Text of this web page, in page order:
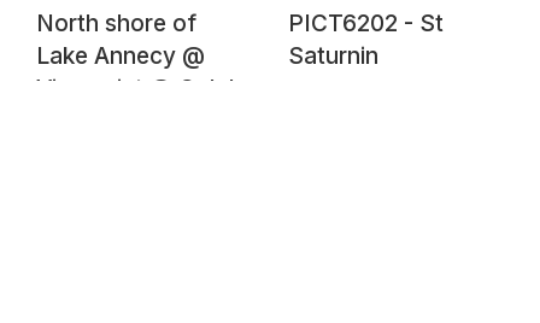
North shore of
Lake Annecy @
Viewpoint @ Col du
PICT6202 - St
Saturnin